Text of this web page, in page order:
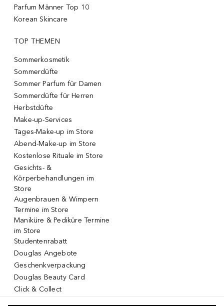
Parfum Männer Top 10
Korean Skincare
TOP THEMEN
Sommerkosmetik
Sommerdüfte
Sommer Parfum für Damen
Sommerdüfte für Herren
Herbstdüfte
Make-up-Services
Tages-Make-up im Store
Abend-Make-up im Store
Kostenlose Rituale im Store
Gesichts- &
Körperbehandlungen im
Store
Augenbrauen & Wimpern
Termine im Store
Maniküre & Pediküre Termine
im Store
Studentenrabatt
Douglas Angebote
Geschenkverpackung
Douglas Beauty Card
Click & Collect